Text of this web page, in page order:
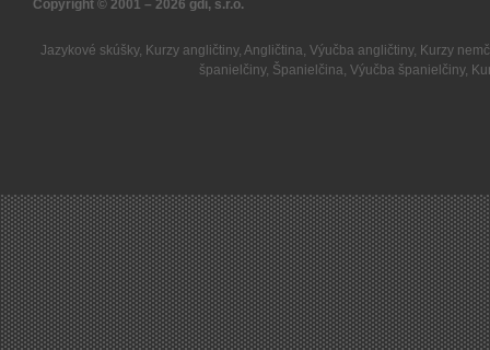
Copyright © 2001 – 2026 gdi, s.r.o.
Jazykové skúšky, Kurzy angličtiny, Angličtina, Výučba angličtiny, Kurzy
španielčiny, Španielčina, Výučba španielčiny,